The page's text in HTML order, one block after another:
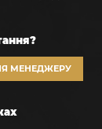
МЕНЕДЖЕРУ